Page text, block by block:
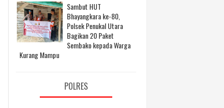
Sambut HUT
Bhayangkara ke-80,
Polsek Penukal Utara
Bagikan 20 Paket
Sembako kepada Warga
Kurang Mampu
POLRES